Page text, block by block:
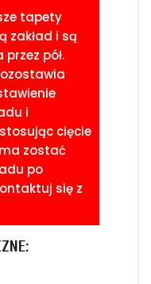
tapety
zakład i są
pół.
i
cięcie
zostać
po
się z